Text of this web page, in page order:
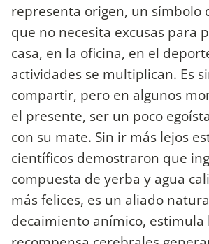
representa origen, un símbolo
que no necesita excusas para
casa, en la oficina, en el
actividades se multiplican. Es
compartir, pero en algunos
el presente, ser un poco
con su mate. Sin ir más lejos
científicos demostraron que
compuesta de yerba y agua
más felices, es un aliado
decaimiento anímico, estimula